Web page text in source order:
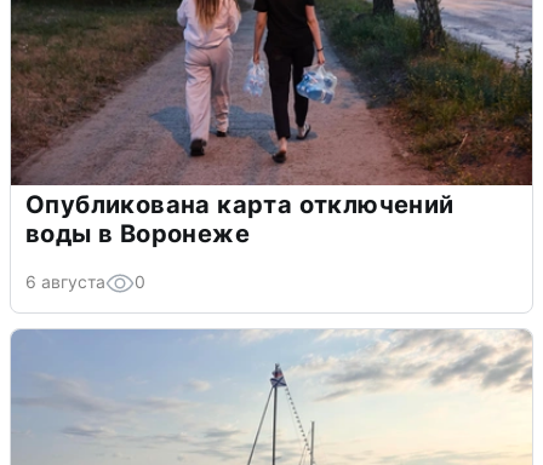
Опубликована карта отключений
воды в Воронеже
6 августа 0